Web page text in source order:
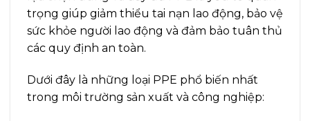
trọng giúp giảm thiểu tai nạn lao động, bảo vệ
sức khỏe người lao động và đảm bảo tuân thủ
các quy định an toàn.
Dưới đây là những loại PPE phổ biến nhất
trong môi trường sản xuất và công nghiệp: